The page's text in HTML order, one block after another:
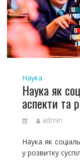
Наука
Наука як
аспекти та
admin
Наука як
у розвитку